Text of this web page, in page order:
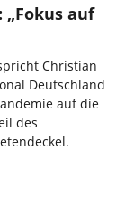
„Fokus auf
Christian
Deutschland
auf die
des